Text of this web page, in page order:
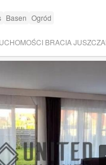
Basen Ogród
BRACIA